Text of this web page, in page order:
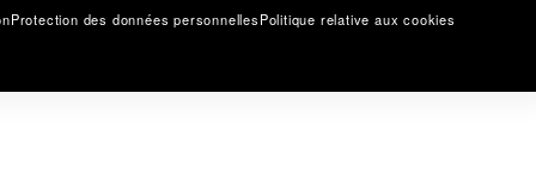
Protection des données personnellesPolitique relative aux cookies